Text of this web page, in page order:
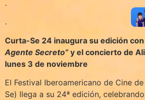
.
.
Curta-Se 24 inaugura su edición con
Agente Secreto” y el concierto de
lunes 3 de noviembre
El Festival Iberoamericano de Cine
Se) llega a su 24ª edición,